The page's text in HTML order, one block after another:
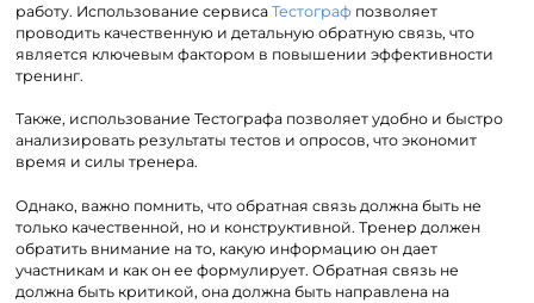
работу. Использование сервисаТестограф позволяет
проводить качественную и детальную обратную связь, что
является ключевым фактором в повышении эффективности
тренинг.
Также, использование Тестографа позволяет удобно и быстро
анализировать результаты тестов и опросов, что экономит
время и силы тренера.
Однако, важно помнить, что обратная связь должна быть не
только качественной, но и конструктивной. Тренер должен
обратить внимание на то, какую информацию он дает
участникам и как он ее формулирует. Обратная связь не
должна быть критикой, она должна быть направлена на